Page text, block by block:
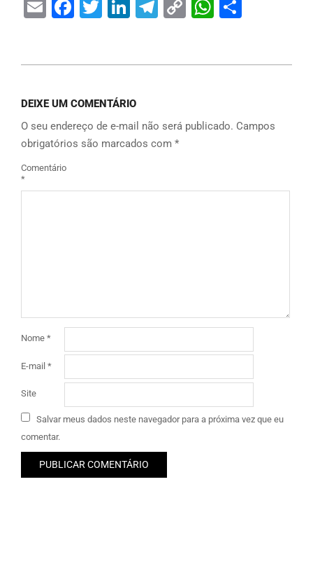
EmailFacebook
Twitter
LinkedIn
Telegram
Copy
DEIXE UM COMENTÁRIO
O seu endereço de e-mail não será publicado. Campos
obrigatórios são marcados com *
Comentário
*
Nome *
E-mail *
Site
Salvar meus dados neste navegador para a próxima vez que eu
comentar.